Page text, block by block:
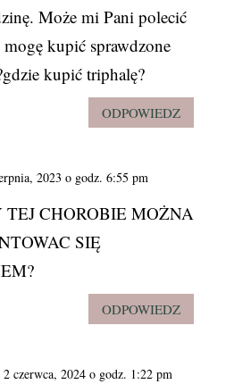
Może mi Pani polecić
mogę kupić sprawdzone
kupić triphalę?
ODPOWIEDZ
2023 o godz. 6:55 pm
CHOROBIE MOŻNA
SIĘ
ODPOWIEDZ
2 czerwca, 2024 o godz. 1:22 pm